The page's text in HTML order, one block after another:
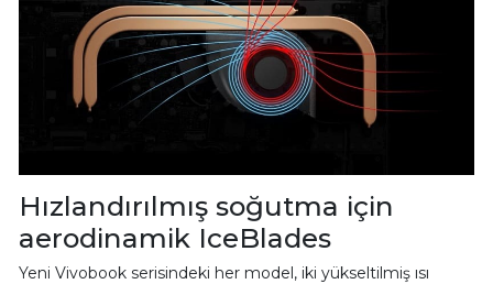
Hızlandırılmış soğutma için
aerodinamik IceBlades
Yeni Vivobook serisindeki her model, iki yükseltilmiş ısı